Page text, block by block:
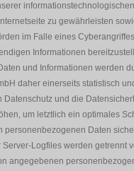
zu gewährleisten
im Falle eines
Informationen
und Informationen werden
daher einerseits statistisch
Datenschutz und die
um letztlich ein optimales
personenbezogenen Daten
Logfiles werden getrennt
angegebenen